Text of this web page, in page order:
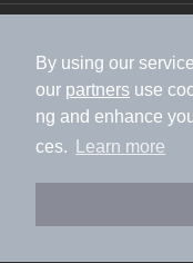
By using our
our partners use
ng and enhance
ces.
Learn more
加盟店募集（
利用規約
ラ
特定商取引法
運営会社